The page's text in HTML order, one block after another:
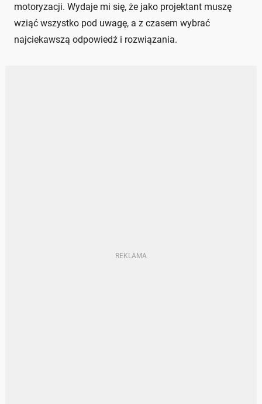
motoryzacji. Wydaje mi się, że jako projektant muszę
wziąć wszystko pod uwagę, a z czasem wybrać
najciekawszą odpowiedź i rozwiązania.